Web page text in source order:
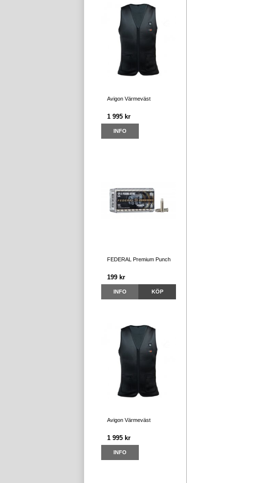
Avigon Värmeväst
1 995 kr
INFO
FEDERAL Premium Punch
199 kr
INFO KÖP
Avigon Värmeväst
1 995 kr
INFO